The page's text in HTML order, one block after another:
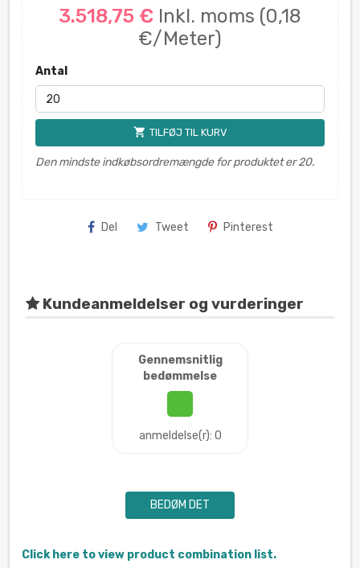
3.518,75 € Inkl. moms (0,18
€/Meter)
Antal
shopping_cart TILFØJ TIL KURV
Den mindste indkøbsordremængde for produktet er 20.
Del Tweet Pinterest
Kundeanmeldelser og vurderinger
Gennemsnitlig
bedømmelse
anmeldelse(r): 0
BEDØM DET
Click here to view product combination list.